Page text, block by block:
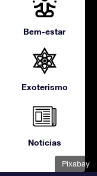
Pixabay
Bem-estar
Exoterismo
Notícias